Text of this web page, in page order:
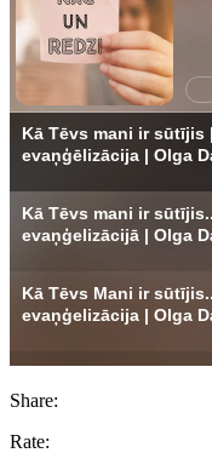
Share:
Rate: